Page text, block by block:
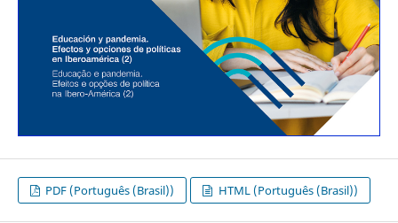
PDF (Português (Brasil)) HTML (Português (Brasil))